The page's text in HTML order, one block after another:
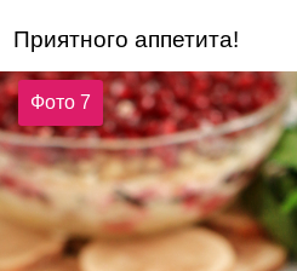
Приятного аппетита!
Фото 7